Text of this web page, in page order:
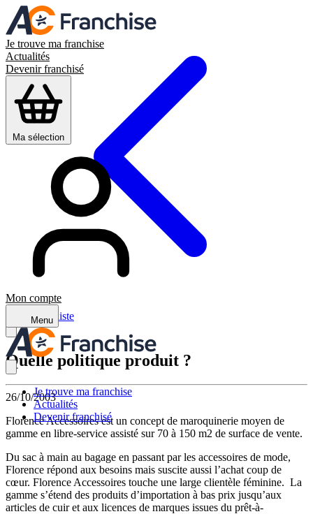
Je trouve ma franchise
Actualités
Devenir franchisé
Ma sélection
Mon compte
Menu
Je trouve ma franchise
Actualités
Devenir franchisé
Retour à la liste
Quelle politique produit ?
26/10/2003
Florence Accessoires est un concept de maroquinerie moyen de
gamme en libre-service assisté sur 70 à 150 m2 de surface de vente.
Du sac à main au bagage en passant par les accessoires de mode,
Florence répond aux besoins mais suscite aussi l’achat coup de
cœur. Florence Accessoires touche une large clientèle féminine. La
gamme s’étend des produits d’importation à bas prix jusqu’aux
articles de cuir et aux licences de marques issues du prêt-à-